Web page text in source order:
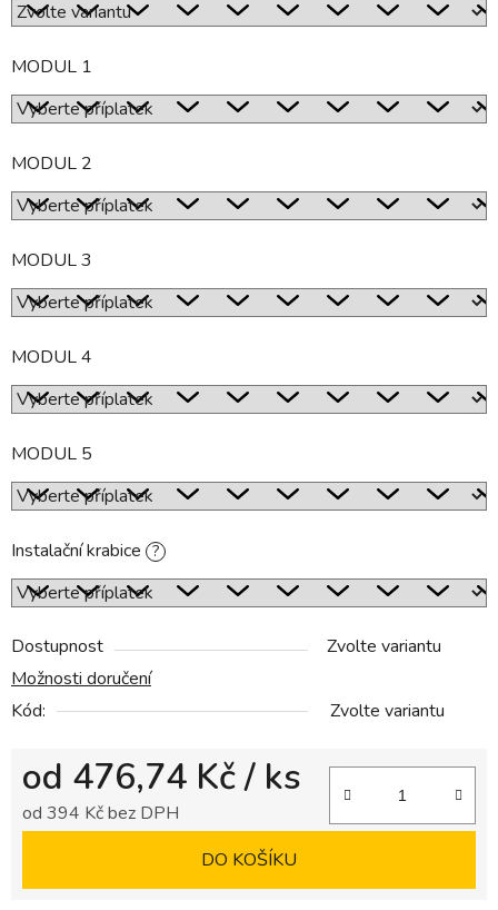
MODUL 1
MODUL 2
MODUL 3
MODUL 4
MODUL 5
Instalační krabice ?
Dostupnost
Zvolte variantu
Možnosti doručení
Kód:
Zvolte variantu
od 476,74 Kč/ ks
od 394 Kčbez DPH
DO KOŠÍKU